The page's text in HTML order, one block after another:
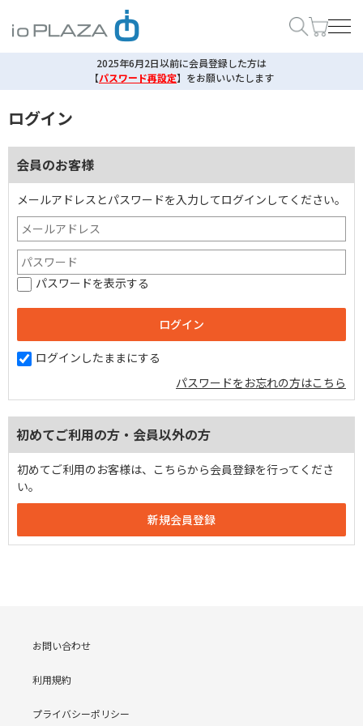
2025年6月2日以前に会員登録した方は
【パスワード再設定】 をお願いいたします
ログイン
会員のお客様
メールアドレスとパスワードを入力してログインしてください。
パスワードを表示する
ログインしたままにする
パスワードをお忘れの方はこちら
初めてご利用の方・会員以外の方
初めてご利用のお客様は、こちらから会員登録を行ってくださ
い。
お問い合わせ
利用規約
プライバシーポリシー